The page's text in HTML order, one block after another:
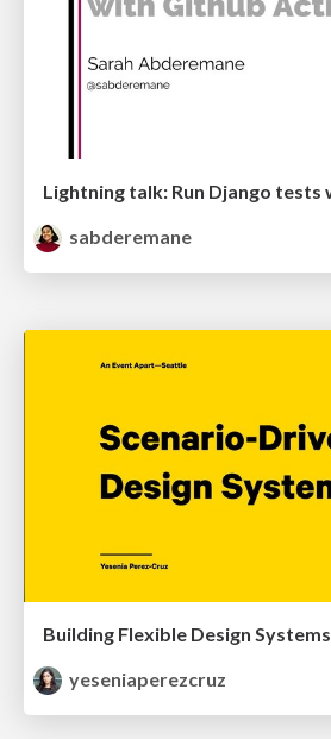
sabderemane
Building Flexible Design Systems
yeseniaperezcruz